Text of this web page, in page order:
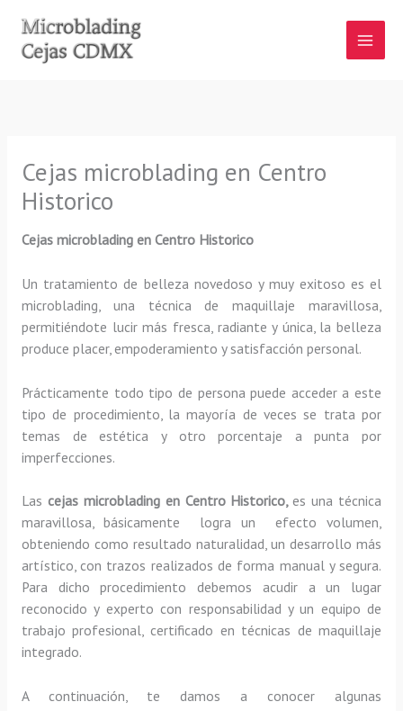
contenido
Cejas microblading en Centro
Historico
Cejas microblading en Centro Historico
Un tratamiento de belleza novedoso y muy exitoso es el
microblading, una técnica de maquillaje maravillosa,
permitiéndote lucir más fresca, radiante y única, la belleza
produce placer, empoderamiento y satisfacción personal.
Prácticamente todo tipo de persona puede acceder a este
tipo de procedimiento, la mayoría de veces se trata por
temas de estética y otro porcentaje a punta por
imperfecciones.
Las cejas microblading en Centro Historico, es una técnica
maravillosa, básicamente
logra un efecto volumen,
obteniendo como resultado naturalidad, un desarrollo más
artístico, con trazos realizados de forma manual y segura.
Para dicho procedimiento debemos acudir a un lugar
reconocido y experto con responsabilidad y un equipo de
trabajo profesional, certificado en técnicas de maquillaje
integrado.
A continuación, te damos a conocer algunas